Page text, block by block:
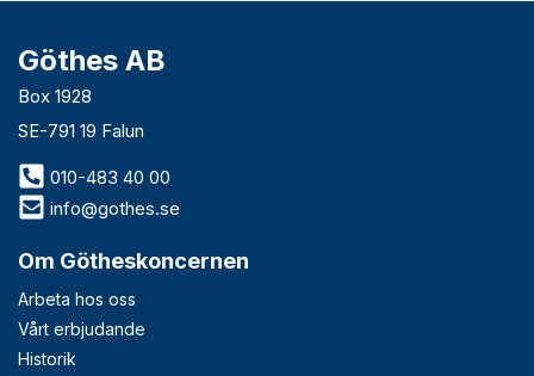
Göthes AB
Box 1928
SE-791 19 Falun
010-483 40 00
info@gothes.se
Om Götheskoncernen
Arbeta hos oss
Vårt erbjudande
Historik